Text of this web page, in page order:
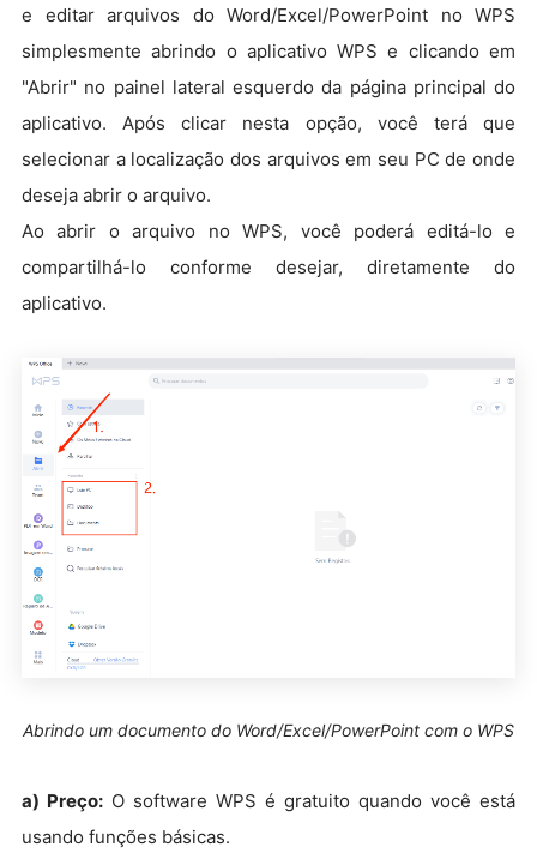
e editar arquivos do Word/Excel/PowerPoint no WPS
simplesmente abrindo o aplicativo WPS e clicando em
"Abrir" no painel lateral esquerdo da página principal do
aplicativo. Após clicar nesta opção, você terá que
selecionar a localização dos arquivos em seu PC de onde
deseja abrir o arquivo.
Ao abrir o arquivo no WPS, você poderá editá-lo e
compartilhá-lo conforme desejar, diretamente do
aplicativo.
Abrindo um documento do Word/Excel/PowerPoint com o WPS
a) Preço: O software WPS é gratuito quando você está
usando funções básicas.